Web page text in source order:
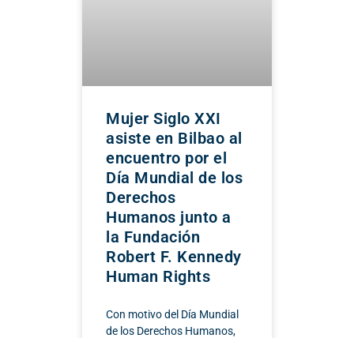
Mujer Siglo XXI
asiste en Bilbao al
encuentro por el
Día Mundial de los
Derechos
Humanos junto a
la Fundación
Robert F. Kennedy
Human Rights
Con motivo del Día Mundial
de los Derechos Humanos,